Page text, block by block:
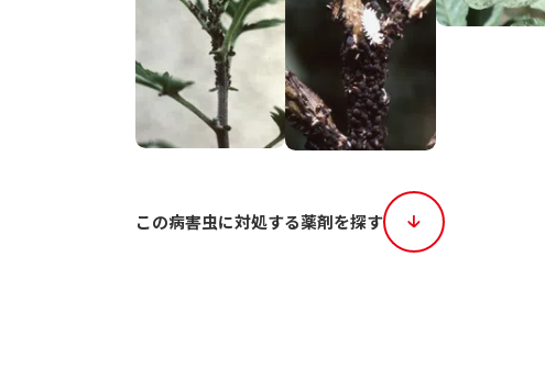
この病害虫に対処する薬剤を探す